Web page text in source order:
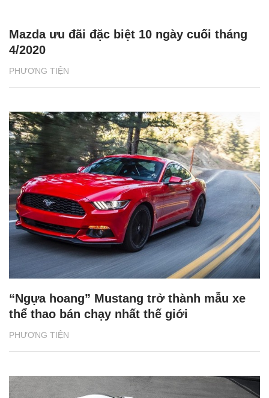
PHƯƠNG TIỆN
Mazda ưu đãi đặc biệt 10 ngày cuối tháng
4/2020
PHƯƠNG TIỆN
“Ngựa hoang” Mustang trở thành mẫu xe
thể thao bán chạy nhất thế giới